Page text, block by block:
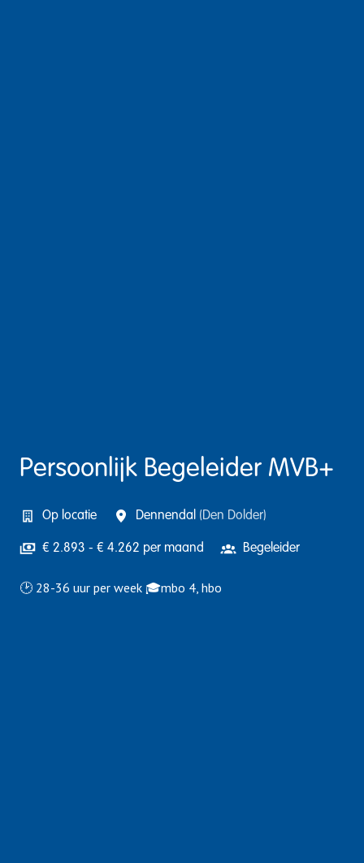
Persoonlijk Begeleider MVB+
Op locatie Dennendal (Den Dolder)
€ 2.893 - € 4.262 per maand Begeleider
🕑 28-36 uur per week 🎓mbo 4, hbo